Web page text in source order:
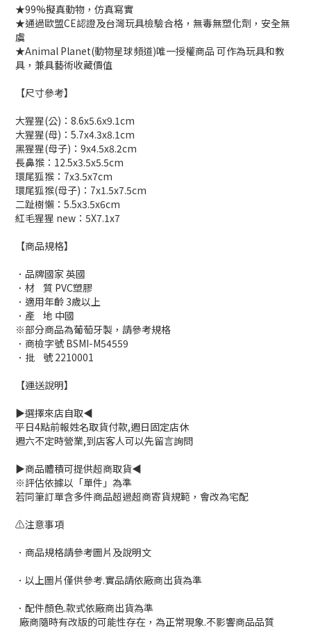
★99%擬真動物，仿真寫實
★通過歐盟CE認證及台灣玩具檢驗合格，無毒無塑化劑，安全無
虞
★Animal Planet(動物星球頻道)唯一授權商品 可作為玩具和教
具，兼具藝術收藏價值
【尺寸參考】
大猩猩(公)：8.6x5.6x9.1cm
大猩猩(母)：5.7x4.3x8.1cm
黑猩猩(母子)：9x4.5x8.2cm
長鼻猴：12.5x3.5x5.5cm
環尾狐猴：7x3.5x7cm
環尾狐猴(母子)：7x1.5x7.5cm
二趾樹懶：5.5x3.5x6cm
紅毛猩猩 new：5X7.1x7
【商品規格】
．品牌國家 英國
．材 質 PVC塑膠
．適用年齡 3歲以上
．產 地 中國
※部分商品為葡萄牙製，請參考規格
．商檢字號 BSMI-M54559
．批 號 2210001
【運送說明】
▶選擇來店自取◀
平日4點前報姓名取貨付款,週日固定店休
週六不定時營業,到店客人可以先留言詢問
▶商品體積可提供超商取貨◀
※評估依據以「單件」為準
若同筆訂單含多件商品超過超商寄貨規範，會改為宅配
⚠注意事項
．商品規格請參考圖片及說明文
．以上圖片僅供參考.實品請依廠商出貨為準
．配件顏色.款式依廠商出貨為準
廠商隨時有改版的可能性存在，為正常現象.不影響商品品質